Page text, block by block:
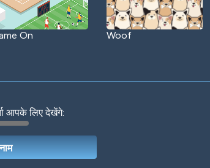
On Woof
आपके लिए देखेंगे: